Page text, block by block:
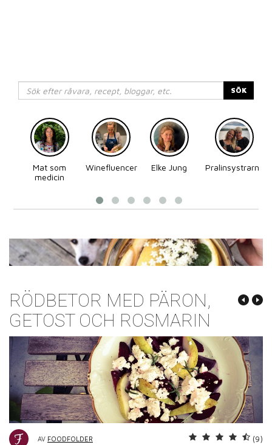
SÖK
Mat som
medicin
Winefluencer Elke Jung
Pralinsystrarna
RÖDBETOR MED PÄRON,
GETOST OCH ROSMARIN
AV FOODFOLDER (9)